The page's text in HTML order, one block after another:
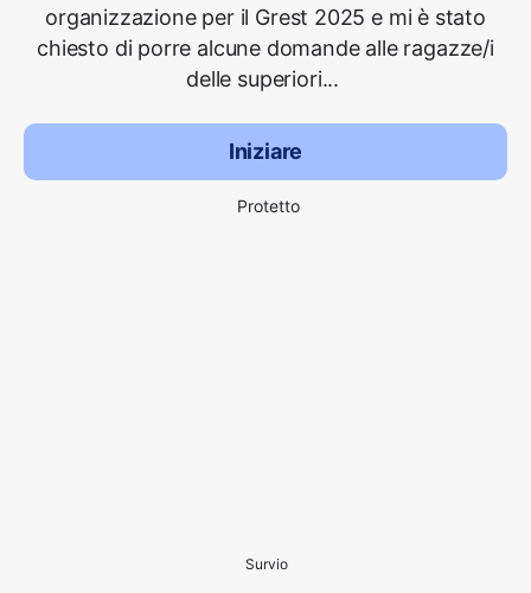
organizzazione per il Grest 2025 e mi è stato
chiesto di porre alcune domande alle ragazze/i
delle superiori...
Iniziare
Protetto
Survio